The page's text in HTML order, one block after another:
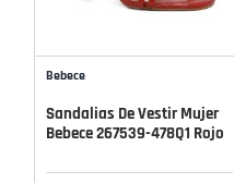
Bebece
Sandalias De Vestir Mujer
Bebece 267539-478Q1 Rojo